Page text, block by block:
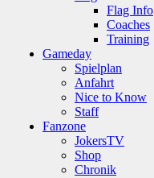
Flag Info
Coaches
Training
Gameday
Spielplan
Anfahrt
Nice to Know
Staff
Fanzone
JokersTV
Shop
Chronik